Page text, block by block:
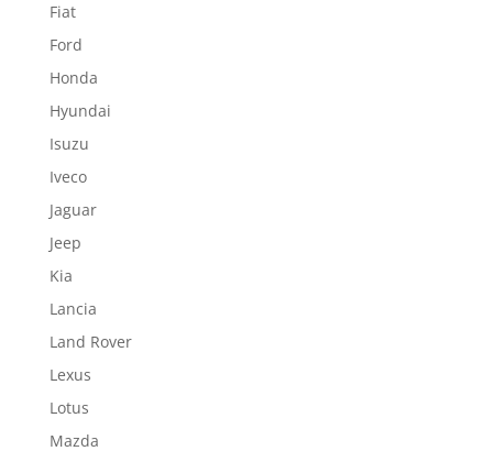
Fiat
Ford
Honda
Hyundai
Isuzu
Iveco
Jaguar
Jeep
Kia
Lancia
Land Rover
Lexus
Lotus
Mazda